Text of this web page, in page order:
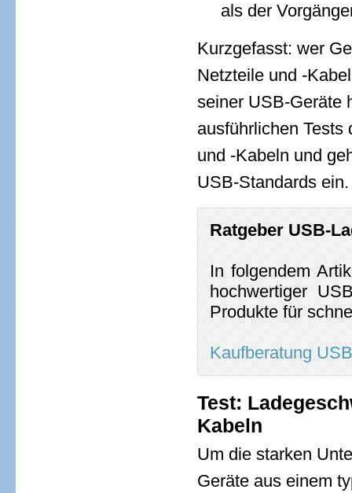
als der
Kurzgefasst: wer
Netzteile und -
seiner USB-Geräte
ausführlichen
und -Kabeln und
USB-Standards ein.
Ratgeber USB-
In folgendem
hochwertiger
Produkte für
Kaufberatung
Test:
Kabeln
Um die starken
Geräte aus einem